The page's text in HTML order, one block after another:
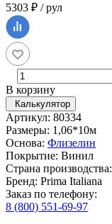
5303 ₽ / рул
В корзину
Калькулятор
Артикул: 80334
Размеры: 1,06*10м
Основа: Флизелин
Покрытие: Винил
Страна производства:
Бренд: Prima Italiana
Заказ по телефону:
8 (800) 551-69-97